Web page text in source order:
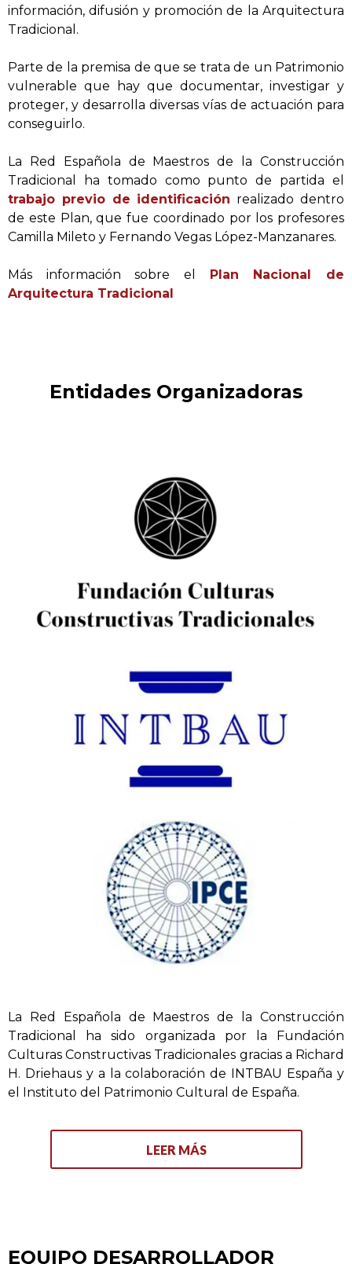
información, difusión y promoción de la Arquitectura
Tradicional.
Parte de la premisa de que se trata de un Patrimonio
vulnerable que hay que documentar, investigar y
proteger, y desarrolla diversas vías de actuación para
conseguirlo.
La Red Española de Maestros de la Construcción
Tradicional ha tomado como punto de partida el
trabajo previo de identificación realizado dentro
de este Plan, que fue coordinado por los profesores
Camilla Mileto y Fernando Vegas López-Manzanares.
Más información sobre el Plan Nacional de
Arquitectura Tradicional
Entidades Organizadoras
La Red Española de Maestros de la Construcción
Tradicional ha sido organizada por la Fundación
Culturas Constructivas Tradicionales gracias a Richard
H. Driehaus y a la colaboración de INTBAU España y
el Instituto del Patrimonio Cultural de España.
LEER MÁS
EQUIPO DESARROLLADOR